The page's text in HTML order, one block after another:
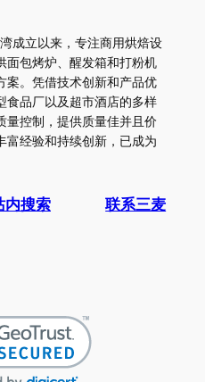
成立以来，专注商用烘焙设
面包烤炉、醒发箱和打粉机
案。凭借技术创新和产品优
食品厂以及超市酒店的多样
量控制，提供质量佳并且价
富经验和持续创新，已成为
内搜索 联系三麦